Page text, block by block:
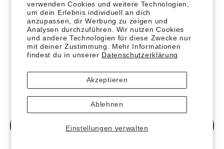
verwenden Cookies und weitere Technologien,
um dein Erlebnis individuell an dich
anzupassen, dir Werbung zu zeigen und
Analysen durchzuführen. Wir nutzen Cookies
und andere Technologien für diese Zwecke nur
mit deiner Zustimmung. Mehr Informationen
findest du in unserer Datenschutzerklärung
Einstellungen verwalten
Akzeptieren
Ablehnen
<TC>MENÜ</TC>
Sprache
Deutsch Währung
Deutschland (EUR €)
Suche Impressum
Allgemeine Geschäftsbedingungen
Datenschutzerklärung
Zahlung & Versand
Rückgaben Withdrawal Button